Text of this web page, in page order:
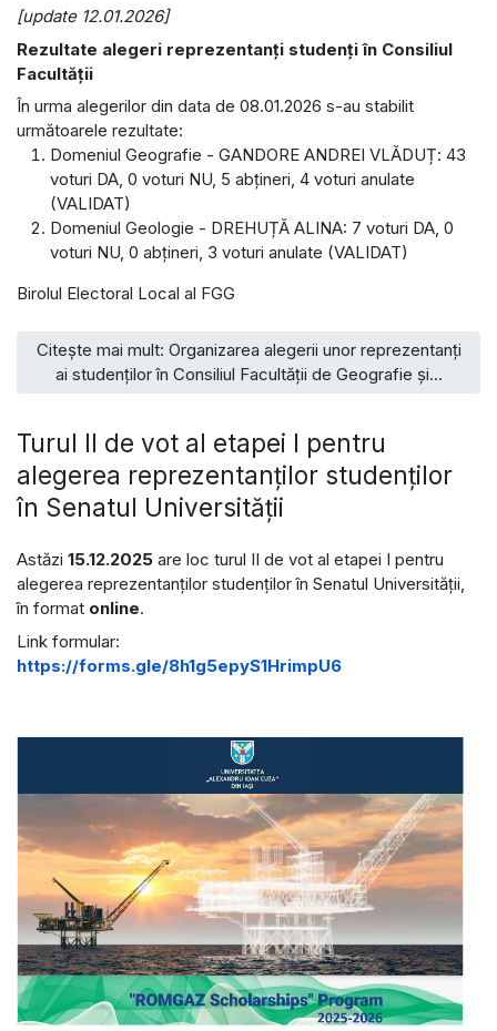
[update 12.01.2026]
Rezultate alegeri reprezentanți studenți în Consiliul
Facultății
În urma alegerilor din data de 08.01.2026 s-au stabilit
următoarele rezultate:
Domeniul Geografie - GANDORE ANDREI VLĂDUȚ: 43
voturi DA, 0 voturi NU, 5 abțineri, 4 voturi anulate
(VALIDAT)
Domeniul Geologie - DREHUȚĂ ALINA: 7 voturi DA, 0
voturi NU, 0 abțineri, 3 voturi anulate (VALIDAT)
Birolul Electoral Local al FGG
Citește mai mult: Organizarea alegerii unor reprezentanți
ai studenților în Consiliul Facultății de Geografie și...
Turul II de vot al etapei I pentru
alegerea reprezentanților studenților
în Senatul Universității
Astăzi 15.12.2025 are loc turul II de vot al etapei I pentru
alegerea reprezentanților studenților în Senatul Universității,
în format online.
Link formular:
https://forms.gle/8h1g5epyS1HrimpU6